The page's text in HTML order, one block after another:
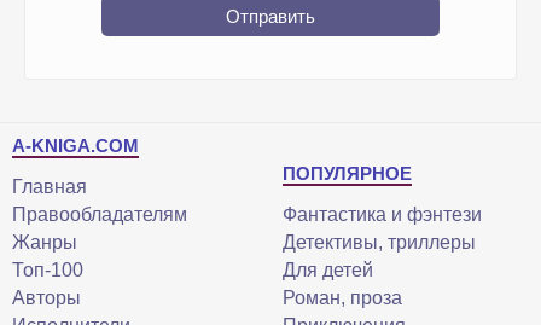
Отправить
A-KNIGA.COM
Главная
Правообладателям
Жанры
Топ-100
Авторы
ПОПУЛЯРНОЕ
Фантастика и фэнтези
Детективы, триллеры
Для детей
Роман, проза